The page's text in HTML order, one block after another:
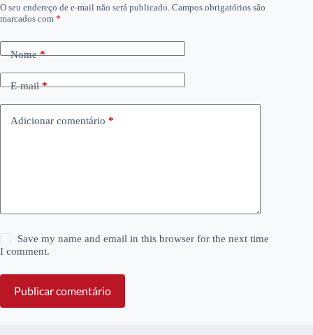
O seu endereço de e-mail não será publicado. Campos obrigatórios são
marcados com *
Nome*
E-mail*
Adicionar comentário *
Save my name and email in this browser for the next time
I comment.
Publicar comentário